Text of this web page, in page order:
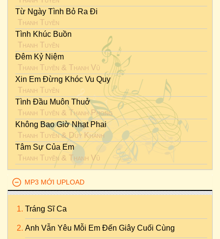
Từ Ngày Tình Bỏ Ra Đi
Thanh Tuyền
Tình Khúc Buồn
Thanh Tuyền
Đêm Kỷ Niệm
Thanh Tuyền & Thanh Vũ
Xin Em Đừng Khóc Vu Quy
Thanh Tuyền
Tình Đầu Muôn Thuở
Thanh Tuyền & Thanh Phong
Không Bao Giờ Nhạt Phai
Thanh Tuyền& Duy Khánh
Tâm Sự Của Em
Thanh Tuyền & Thanh Vũ
MP3 MỚI UPLOAD
Tráng Sĩ Ca
Anh Vẫn Yêu Mỗi Em Đến Giây Cuối Cùng